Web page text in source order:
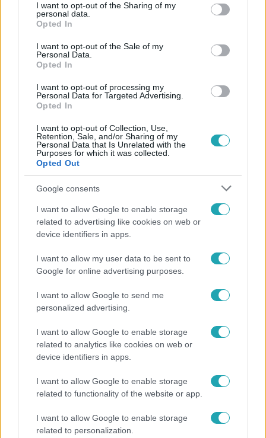
not limited to your visit or usage behaviour. You may click to
grant or deny consent to Google and its third-party tags to
use your data for below specified purposes in below Google
consent section.
I want to opt-out of the Sharing of my
personal data.
Opted In
I want to opt-out of the Sale of my
Personal Data.
Opted In
I want to opt-out of processing my
Personal Data for Targeted Advertising.
Opted In
I want to opt-out of Collection, Use,
Retention, Sale, and/or Sharing of my
Personal Data that Is Unrelated with the
Purposes for which it was collected.
Opted Out
Google consents
I want to allow Google to enable storage
related to advertising like cookies on web or
device identifiers in apps.
I want to allow my user data to be sent to
Google for online advertising purposes.
I want to allow Google to send me
personalized advertising.
I want to allow Google to enable storage
related to analytics like cookies on web or
device identifiers in apps.
I want to allow Google to enable storage
related to functionality of the website or app.
I want to allow Google to enable storage
related to personalization.
Népszerű
„Ha olyan ember keresne meg, akkor sem
megkeresésekkel kapcsolatban